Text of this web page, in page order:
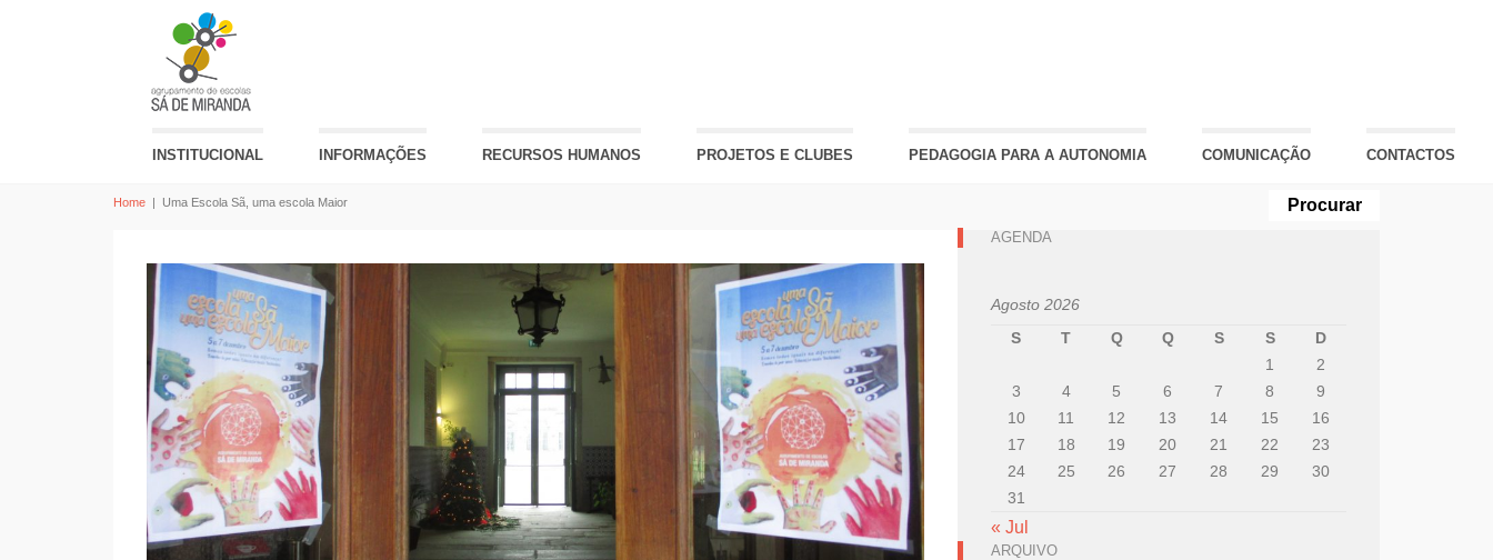
INSTITUCIONAL INFORMAÇÕES RECURSOS HUMANOS PROJETOS E CLUBES PEDAGOGIA PARA A AUTONOMIA COMUNICAÇÃO CONTACTOS
Home | Uma Escola Sã, uma escola Maior
AGENDA
Agosto 2026
S
T Q Q S S
D
1
2
3
4 5 6 7 8
9
10
11 12 13 14 15
16
17
18 19 20 21 22
23
24
25 26 27 28 29
30
31
« Jul
ARQUIVO